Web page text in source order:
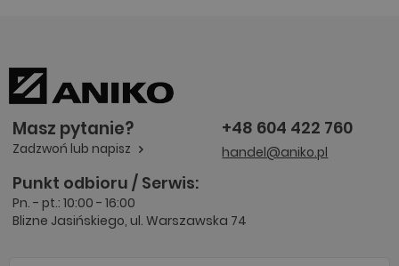
Masz pytanie?
Zadzwoń lub napisz
+48 604 422 760
handel@aniko.pl
Punkt odbioru / Serwis:
Pn. - pt.: 10:00 - 16:00
Blizne Jasińskiego, ul. Warszawska 74